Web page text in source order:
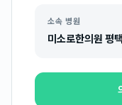
소속 병원
미소로한의원 평